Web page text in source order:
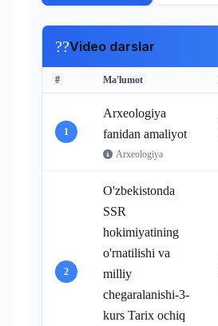
??Video darslar
# Ma'lumot
1
Arxeologiya
fanidan amaliyot
Arxeologiya
2
O'zbekistonda
SSR
hokimiyatining
o'rnatilishi va
milliy
chegaralanishi-3-
kurs Tarix ochiq